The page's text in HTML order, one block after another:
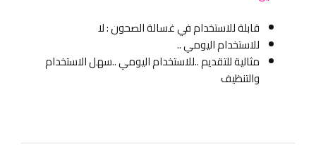
قابلة للاستخدام في غسالة الصحون : لا
للاستخدام اليومي ..
مثالية للتقديم ..للاستخدام اليومي ..سهل الاستخدام
والتنظيف